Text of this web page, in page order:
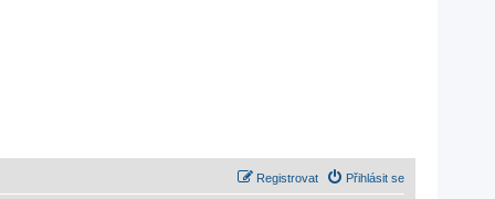
Přihlásit se
Registrovat